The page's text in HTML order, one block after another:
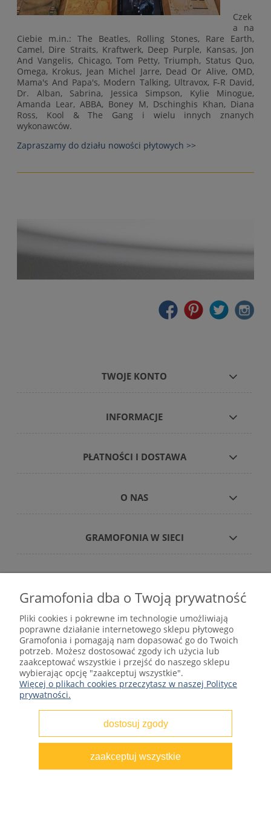
Czek
a na
Ciebie m.in.: The Beatles, Rolling Stones, Rare Earth,
Camel, Dire Straits, Kraftwerk, Deep Purple, Kansas, Jon
And Vangelis, Chicago, Tom Petty, Triumph, Status Quo,
Omega, Krokus, Jean Michel Jarre, Dead Or Alive, OMD,
Mama's And Papa's, Modern Talking, Ultravox, F-R David,
Dr. Alban, Sabrina, Jessica Simpson, Kylie Minogue,
Amanda Lear, ABBA, Boney M, Dschinghis Khan, Diana
Ross, Kool & The Gang i wielu innych znanych
wykonawców.
Zapraszamy do działu nowości płytowych >>
TWOJE KONTO
INFORMACJE
PŁATNOŚCI I DOSTAWA
O NAS
GRAMOFONIA W SIECI
gramofonia.com
kontakt@gramofonia.info
+48 601 262 000
Copyright © 2012–2026 GRAMOFONIA
pokaż pełną wersję strony
Sklep internetowy Shoper.pl
Gramofonia dba o Twoją prywatność
Pliki cookies i pokrewne im technologie umożliwiają
poprawne działanie internetowego sklepu płytowego
Gramofonia i pomagają nam dopasować go do Twoich
potrzeb. Możesz dostosować zgody ich użycia lub
zaakceptować wszystkie i przejść do naszego sklepu
wybierając opcję "zaakceptuj wszystkie".
Więcej o plikach cookies przeczytasz w naszej Polityce
prywatności.
dostosuj zgody
zaakceptuj wszystkie